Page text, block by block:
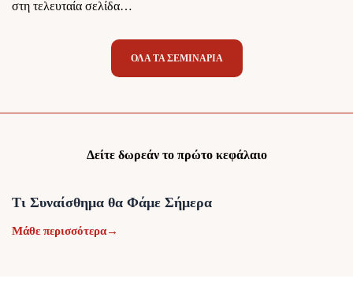
στη τελευταία σελίδα…
ΌΛΑ ΤΑ ΣΕΜΙΝΑΡΙΑ
Δείτε δωρεάν το πρώτο κεφάλαιο
Τι Συναίσθημα θα Φάμε Σήμερα
Μάθε περισσότερα→